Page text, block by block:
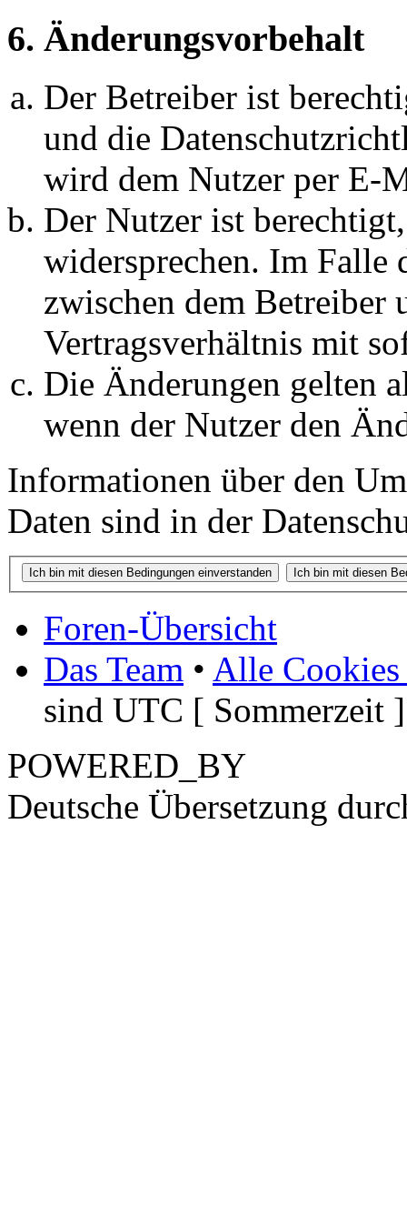
6. Änderungsvorbehalt
Der Betreiber ist
und die
wird dem Nutzer per E-
Der Nutzer ist
widersprechen. Im Falle
zwischen dem Betreiber
Vertragsverhältnis mit
Die Änderungen gelten
wenn der Nutzer den
Informationen über den
Daten sind in der
Foren-Übersicht
Das Team • Alle Cookies
sind UTC [ Sommerzeit ]
POWERED_BY
Deutsche Übersetzung